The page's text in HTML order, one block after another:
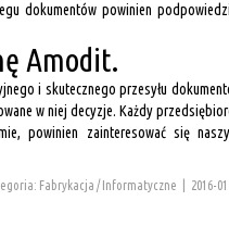
dokumentów powinien
Amodit.
i skutecznego przesyłu
w niej decyzje. Każdy
powinien zainteresować się
Fabrykacja / Informatyczne 2016-